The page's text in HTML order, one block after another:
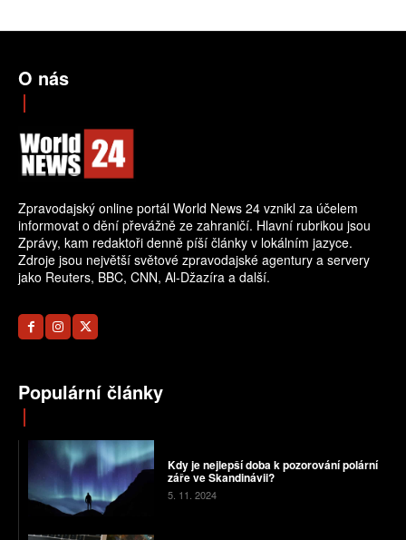
O nás
Zpravodajský online portál World News 24 vznikl za účelem
informovat o dění převážně ze zahraničí. Hlavní rubrikou jsou
Zprávy, kam redaktoři denně píší články v lokálním jazyce.
Zdroje jsou největší světové zpravodajské agentury a servery
jako Reuters, BBC, CNN, Al-Džazíra a další.
Populární články
Kdy je nejlepší doba k pozorování polární
záře ve Skandinávii?
5. 11. 2024